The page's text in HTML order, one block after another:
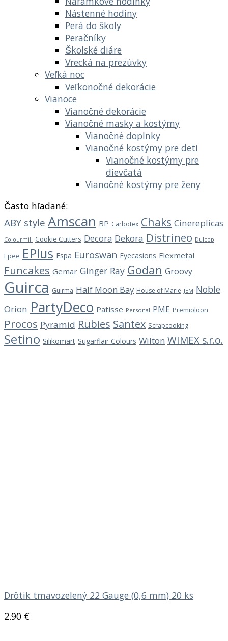
Nástenné hodiny
Perá do školy
Peračníky
Školské diáre
Vrecká na prezúvky
Veľká noc
Veľkonočné dekorácie
Vianoce
Vianočné dekorácie
Vianočné masky a kostýmy
Vianočné doplnky
Vianočné kostýmy pre deti
Vianočné kostýmy pre
dievčatá
Vianočné kostýmy pre ženy
Často hľadané:
ABY style Amscan BP Carbotex Chaks Cinereplicas
Colourmill Cookie Cutters Decora Dekora Distrineo Dulcop
Epee EPlus Espa Euroswan Eyecasions Flexmetal
Funcakes Gemar Ginger Ray Godan Groovy
Guirca Guirma Half Moon Bay House of Marie JEM Noble
Orion PartyDeco Patisse Personal PME Premioloon
Procos Pyramid Rubies Santex Scrapcooking
Setino Silikomart Sugarflair Colours Wilton WIMEX s.r.o.
Drôtik tmavozelený 22 Gauge (0,6 mm) 20 ks
2.90 €